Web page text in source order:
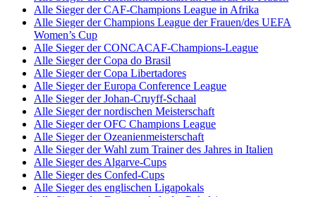
Alle Sieger der CAF-Champions League in Afrika
Alle Sieger der Champions League der Frauen/des UEFA
Women’s Cup
Alle Sieger der CONCACAF-Champions-League
Alle Sieger der Copa do Brasil
Alle Sieger der Copa Libertadores
Alle Sieger der Europa Conference League
Alle Sieger der Johan-Cruyff-Schaal
Alle Sieger der nordischen Meisterschaft
Alle Sieger der OFC Champions League
Alle Sieger der Ozeanienmeisterschaft
Alle Sieger der Wahl zum Trainer des Jahres in Italien
Alle Sieger des Algarve-Cups
Alle Sieger des Confed-Cups
Alle Sieger des englischen Ligapokals